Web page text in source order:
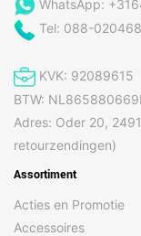
WhatsApp:
Tel: 088-
KVK: 92089615
BTW:
Adres: Oder 20,
retourzendingen)
Assortiment
Acties en Promotie
Accessoires